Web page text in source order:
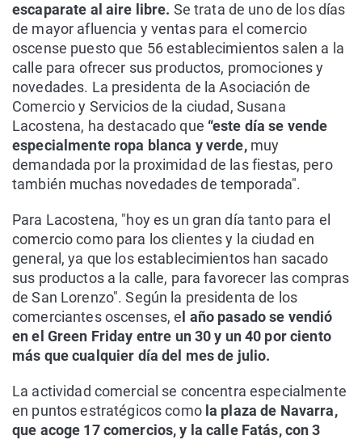
escaparate al aire libre. Se trata de uno de los días
de mayor afluencia y ventas para el comercio
oscense puesto que 56 establecimientos salen a la
calle para ofrecer sus productos, promociones y
novedades. La presidenta de la Asociación de
Comercio y Servicios de la ciudad, Susana
Lacostena, ha destacado que “este día se vende
especialmente ropa blanca y verde,muy
demandada por la proximidad de las fiestas, pero
también muchas novedades de temporada".
Para Lacostena, "hoy es un gran día tanto para el
comercio como para los clientes y la ciudad en
general, ya que los establecimientos han sacado
sus productos a la calle, para favorecer las compras
de San Lorenzo". Según la presidenta de los
comerciantes oscenses, e l año pasado se vendió
en el Green Friday entre un 30 y un 40 por ciento
más que cualquier día del mes de julio.
La actividad comercial se concentra especialmente
en puntos estratégicos como la plaza de Navarra,
que acoge 17 comercios, y la calle Fatás, con 3